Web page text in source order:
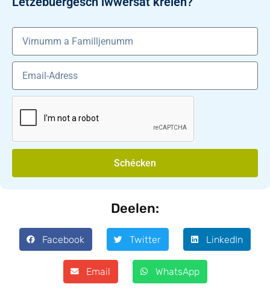
Schécken
Deelen:
Facebook Twitter LinkedIn
Email WhatsApp